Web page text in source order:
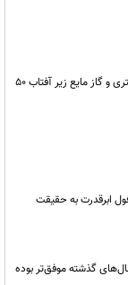
ریمـدان در آستانه بحران؛ ۳ هزار کامیون قفل، صف ۵۰ کیلومتری و گاز مایع زیر آفتاب ۵۰
ابرقدرت به حقیقت
گذشته موفق‌تر بوده